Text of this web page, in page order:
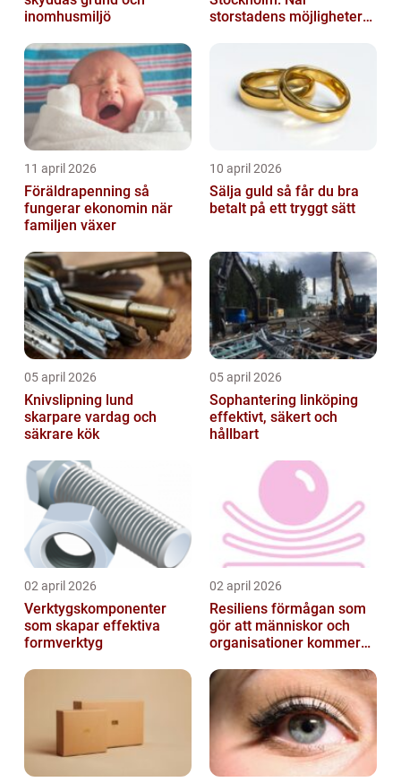
inomhusmiljö
storstadens möjligheter
11 april 2026
Föräldrapenning så
fungerar ekonomin när
familjen växer
10 april 2026
Sälja guld så får du bra
betalt på ett tryggt sätt
05 april 2026
Knivslipning lund
skarpare vardag och
säkrare kök
05 april 2026
Sophantering linköping
effektivt, säkert och
hållbart
02 april 2026
Verktygskomponenter
som skapar effektiva
formverktyg
02 april 2026
Resiliens förmågan som
gör att människor och
organisationer kommer